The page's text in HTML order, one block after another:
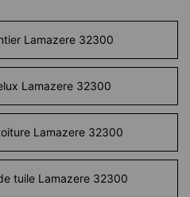
Lamazere 32300
Lamazere 32300
Lamazere 32300
tuile Lamazere 32300